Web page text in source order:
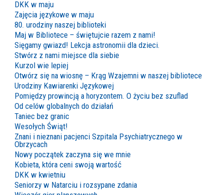
DKK w maju
Zajęcia językowe w maju
80. urodziny naszej biblioteki
Maj w Bibliotece – świętujcie razem z nami!
Sięgamy gwiazd! Lekcja astronomii dla dzieci.
Stwórz z nami miejsce dla siebie
Kurzol wie lepiej
Otwórz się na wiosnę – Krąg Wzajemni w naszej bibliotece
Urodziny Kawiarenki Językowej
Pomiędzy prowincją a horyzontem. O życiu bez szuflad
Od celów globalnych do działań
Taniec bez granic
Wesołych Świąt!
Znani i nieznani pacjenci Szpitala Psychiatrycznego w
Obrzycach
Nowy początek zaczyna się we mnie
Kobieta, która ceni swoją wartość
DKK w kwietniu
Seniorzy w Natarciu i rozsypane zdania